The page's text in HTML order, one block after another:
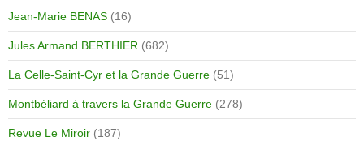
Jean-Marie BENAS (16)
Jules Armand BERTHIER (682)
La Celle-Saint-Cyr et la Grande Guerre (51)
Montbéliard à travers la Grande Guerre (278)
Revue Le Miroir (187)